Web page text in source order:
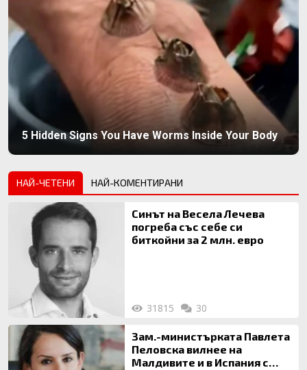
5 Hidden Signs You Have Worms Inside Your Body
НАЙ-ЧЕТЕНИ НАЙ-КОМЕНТИРАНИ
Синът на Весела Лечева
погреба със себе си
биткойни за 2 млн. евро
31815 30
Зам.-министърката Павлета
Пеловска вилнее на
Малдивите и в Испания с